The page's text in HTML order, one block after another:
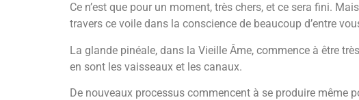
Ce n’est que pour un moment, très chers, et ce sera fini.
travers ce voile dans la conscience de beaucoup d’entre
La glande pinéale, dans la Vieille Âme, commence à être
en sont les vaisseaux et les canaux.
De nouveaux processus commencent à se produire même